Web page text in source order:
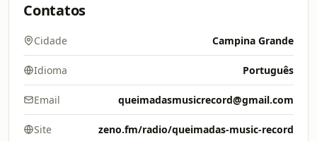
Contatos
Cidade Campina Grande
Idioma Português
Email queimadasmusicrecord@gmail.com
Site zeno.fm/radio/queimadas-music-record